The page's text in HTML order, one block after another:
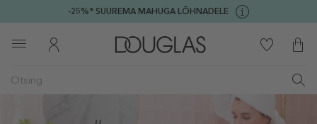
-25%* SUUREMA MAHUGA LÕHNADELE